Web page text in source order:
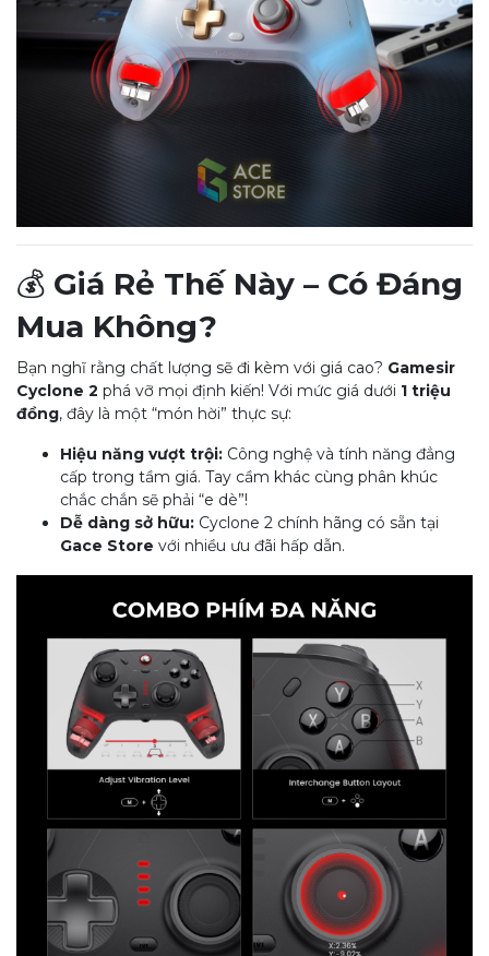
💰 Giá Rẻ Thế Này – Có Đáng
Mua Không?
Bạn nghĩ rằng chất lượng sẽ đi kèm với giá cao? Gamesir
Cyclone 2 phá vỡ mọi định kiến! Với mức giá dưới 1 triệu
đồng, đây là một “món hời” thực sự:
Hiệu năng vượt trội: Công nghệ và tính năng đẳng
cấp trong tầm giá. Tay cầm khác cùng phân khúc
chắc chắn sẽ phải “e dè”!
Dễ dàng sở hữu: Cyclone 2 chính hãng có sẵn tại
Gace Store với nhiều ưu đãi hấp dẫn.